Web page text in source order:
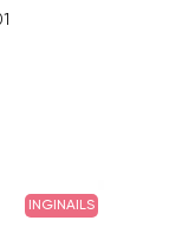
INGINAILS